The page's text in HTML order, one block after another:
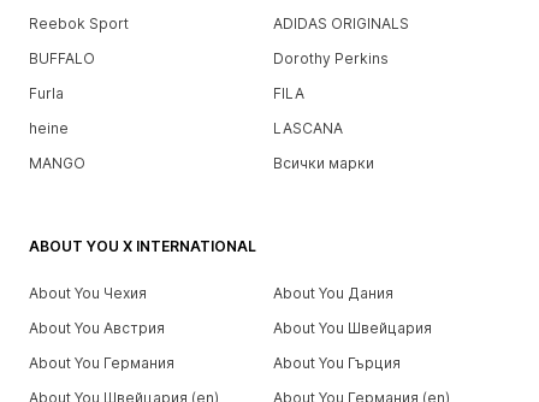
Reebok Sport
ADIDAS ORIGINALS
BUFFALO
Dorothy Perkins
Furla
FILA
heine
LASCANA
MANGO
Всички марки
ABOUT YOU X INTERNATIONAL
About You Чехия
About You Дания
About You Австрия
About You Швейцария
About You Германия
About You Гърция
About You Швейцария (en)
About You Германия (en)